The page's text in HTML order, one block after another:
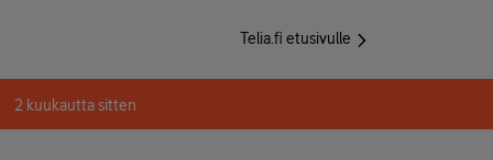
Telia.fi etusivulle
2 kuukautta sitten